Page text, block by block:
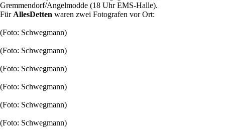
Gremmendorf/Angelmodde (18 Uhr EMS-Halle).
Für AllesDetten waren zwei Fotografen vor Ort:
(Foto: Schwegmann)
(Foto: Schwegmann)
(Foto: Schwegmann)
(Foto: Schwegmann)
(Foto: Schwegmann)
(Foto: Schwegmann)